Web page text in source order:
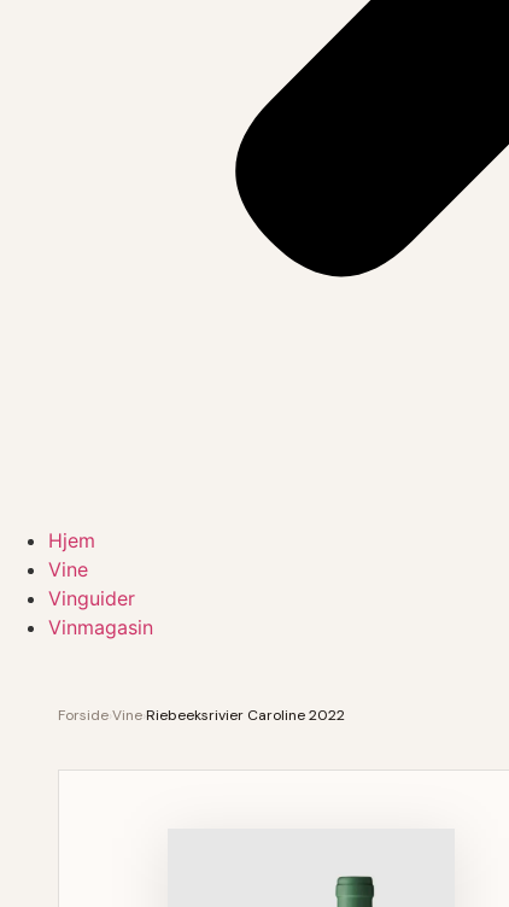
Hjem
Vine
Vinguider
Vinmagasin
ForsideVineRiebeeksrivier Caroline 2022